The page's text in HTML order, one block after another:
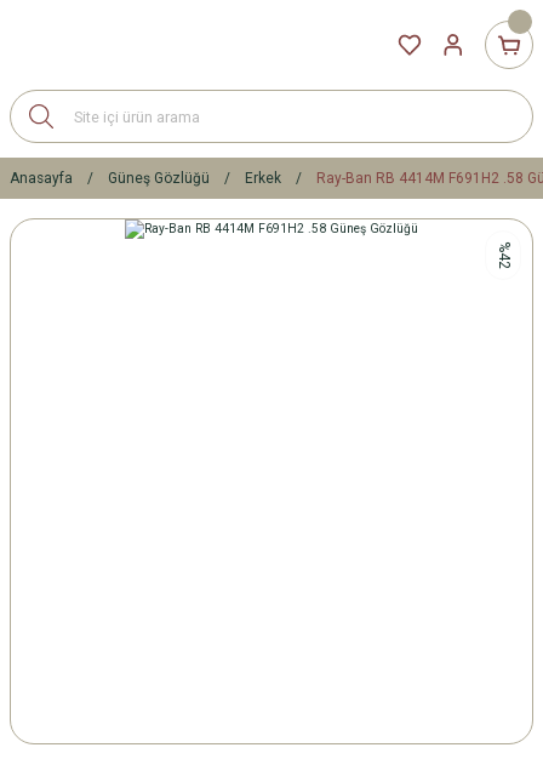
Anasayfa Güneş Gözlüğü Erkek Ray-Ban RB 4414M F691H2 .58
%42